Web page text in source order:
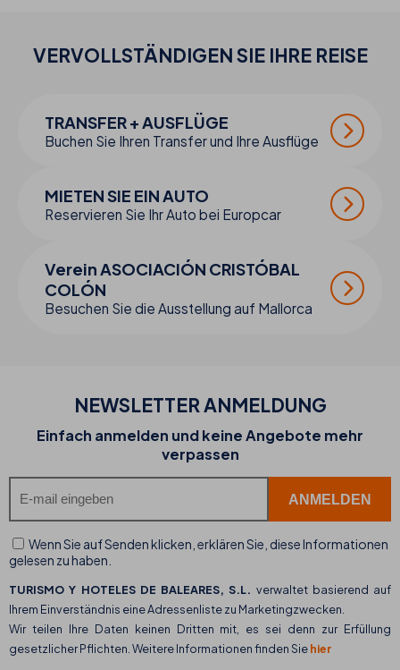
VERVOLLSTÄNDIGEN SIE IHRE REISE
TRANSFER + AUSFLÜGE
Buchen Sie Ihren Transfer und Ihre Ausflüge
MIETEN SIE EIN AUTO
Reservieren Sie Ihr Auto bei Europcar
Verein ASOCIACIÓN CRISTÓBAL
COLÓN
Besuchen Sie die Ausstellung auf Mallorca
NEWSLETTER ANMELDUNG
Einfach anmelden und keine Angebote mehr
verpassen
Wenn Sie auf Senden klicken, erklären Sie, diese Informationen
gelesen zu haben.
TURISMO Y HOTELES DE BALEARES, S.L. verwaltet basierend auf
Ihrem Einverständnis eine Adressenliste zu Marketingzwecken.
Wir teilen Ihre Daten keinen Dritten mit, es sei denn zur Erfüllung
gesetzlicher Pflichten. Weitere Informationen finden Siehier